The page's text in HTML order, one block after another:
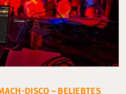
DISCO – BELIEBTES